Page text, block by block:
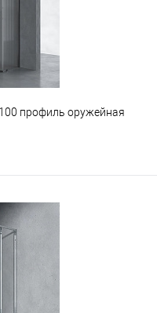
профиль оружейная
В наличии